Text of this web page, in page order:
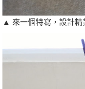
▲ 來一個特寫，設計精